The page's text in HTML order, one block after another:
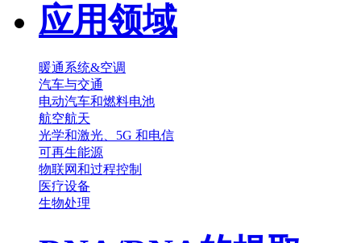
应用领域
暖通系统&空调
汽车与交通
电动汽车和燃料电池
航空航天
光学和激光、5G 和电信
可再生能源
物联网和过程控制
医疗设备
生物处理